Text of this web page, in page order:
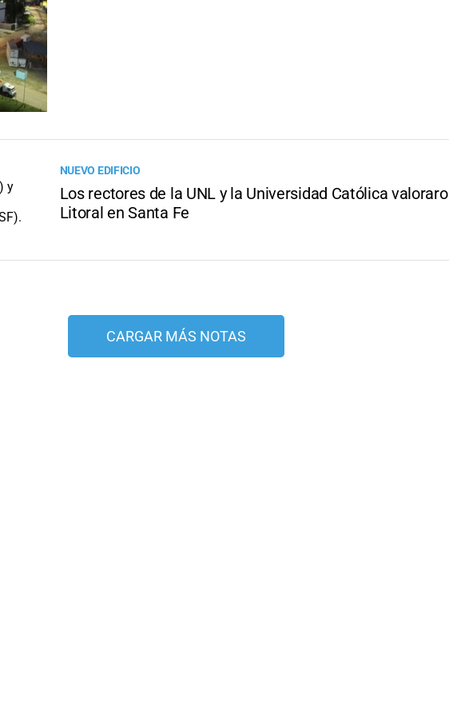
NUEVO EDIFICIO
Los rectores de la UNL y la Universidad Católica
Litoral en Santa Fe
CARGAR MÁS NOTAS